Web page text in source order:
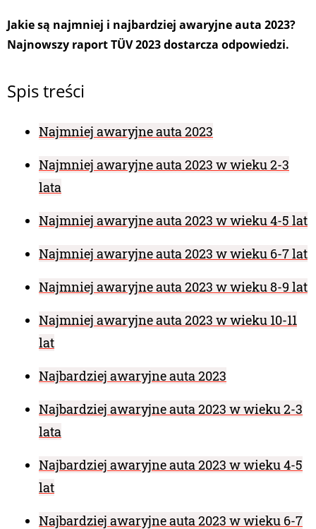
Jakie są najmniej i najbardziej awaryjne auta 2023?
Najnowszy raport TÜV 2023 dostarcza odpowiedzi.
Spis treści
Najmniej awaryjne auta 2023
Najmniej awaryjne auta 2023 w wieku 2-3
lata
Najmniej awaryjne auta 2023 w wieku 4-5 lat
Najmniej awaryjne auta 2023 w wieku 6-7 lat
Najmniej awaryjne auta 2023 w wieku 8-9 lat
Najmniej awaryjne auta 2023 w wieku 10-11
lat
Najbardziej awaryjne auta 2023
Najbardziej awaryjne auta 2023 w wieku 2-3
lata
Najbardziej awaryjne auta 2023 w wieku 4-5
lat
Najbardziej awaryjne auta 2023 w wieku 6-7